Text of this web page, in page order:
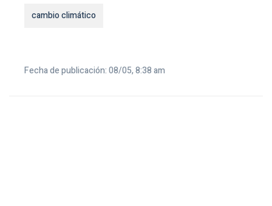
cambio climático
Fecha de publicación: 08/05, 8:38 am